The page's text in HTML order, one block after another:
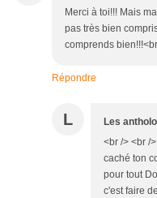
Merci à toi!!! Mais
pas très bien
comprends
Répondre
L Les
<br /> <br /
caché ton
pour tout
c'est faire